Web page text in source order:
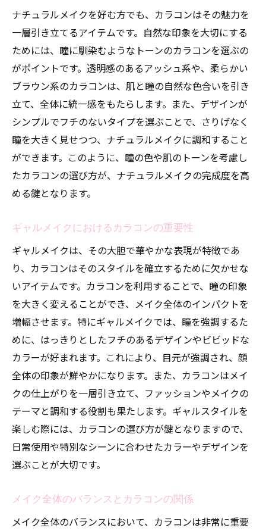
ナチュラルメイクを好む方でも、カラコンはその魅力を
一層引き立てるアイテムです。自然な印象を大切にする
ためには、瞳に馴染むようなトーンのカラコンを選ぶの
がポイントです。透明感のあるアッシュ系や、柔らかい
ブラウン系のカラコンは、肌と瞳の自然な色合いを引き
立て、全体に統一感をもたらします。また、デザインが
シンプルでフチのないタイプを選ぶことで、さりげなく
瞳を大きく見せつつ、ナチュラルメイクに調和すること
ができます。このように、瞳の色や肌のトーンを考慮し
たカラコンの選び方が、ナチュラルメイクの完成度を高
める鍵となります。
ギャルメイクにおけるカラコンの重要性
ギャルメイクは、その大胆で華やかな表現が特徴であ
り、カラコンはそのスタイルを確立するために欠かせな
いアイテムです。カラコンを利用することで、瞳の印象
を大きく変えることができ、メイク全体のインパクトを
増幅させます。特にギャルメイクでは、瞳を強調するた
めに、はっきりとしたフチのあるデザインやビビッドな
カラーが好まれます。これにより、目元が強調され、顔
全体の印象が鮮やかになります。また、カラコンはメイ
クの仕上がりを一層引き立て、ファッションやメイクの
テーマと調和する役割も果たします。ギャルスタイルを
楽しむ際には、カラコンの選び方が鍵となりますので、
日常使用や特別なシーンに合わせたカラーやデザインを
選ぶことが大切です。
メイク全体のバランスとカラコンの関係
メイク全体のバランスにおいて、カラコンは非常に重要